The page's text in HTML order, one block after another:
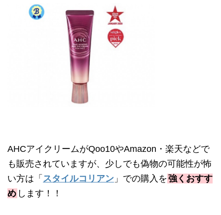
AHCアイクリームがQoo10やAmazon ・楽天などで
も販売されていますが、少しでも偽物の可能性が怖
い方は「 スタイルコリアン 」での購入を 強くおすす
め します！！